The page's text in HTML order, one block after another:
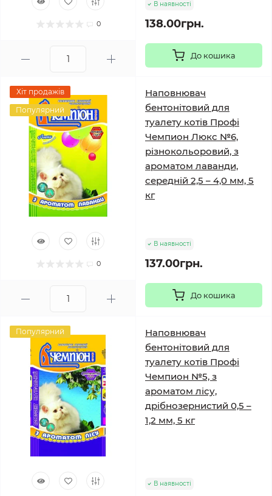
0
В наявності
138.00грн.
До кошика
Хіт продажів
Популярний
0
Наповнювач
бентонітовий для
туалету котів Профі
Чемпион Люкс №6,
різнокольоровий, з
ароматом лаванди,
середній 2,5 – 4,0 мм, 5
кг
В наявності
137.00грн.
До кошика
Популярний
Наповнювач
бентонітовий для
туалету котів Профі
Чемпион №5, з
ароматом лісу,
дрібнозернистий 0,5 –
1,2 мм, 5 кг
В наявності